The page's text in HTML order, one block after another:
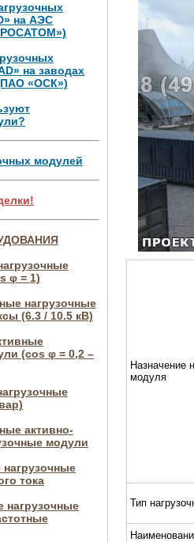
на АЭС
на заводах
«ОСК»)
модулей
φ = 1)
нагрузочные
(6.3 / 10.5 кВ)
(cos φ = 0,2 –
активно-
модули
тока
нагрузочные
Назначение
модуля
Тип